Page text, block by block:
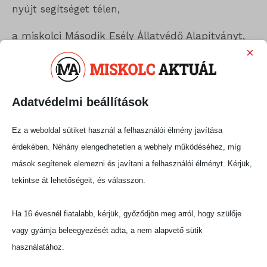
nyújt segítséget télen,
a miskolci Második Esély Állatvédő Alapítványt,
amely gyepmesteri telepekről mentett kutyák
ellátására gyűjt támogatást.
A szervezők tartós élelmiszert, tisztálkodási és
állatfelszereléseket várnak az adományozóktól,
amelyeket december 2. és 18. között a
gyűjtőpontokon fogadnak, illetve december 20-
án a dédestapolcsányi Művelődési Házban is
A felvonulást a rendőrségen és a rekordhitelesítő
Adatvédelmi beállítások
×
Ez a weboldal sütiket használ a felhasználói élmény javítása
érdekében. Néhány elengedhetetlen a webhely működéséhez, míg
mások segítenek elemezni és javítani a felhasználói élményt. Kérjük,
tekintse át lehetőségeit, és válasszon.
Ha 16 évesnél fiatalabb, kérjük, győződjön meg arról, hogy szülője
vagy gyámja beleegyezését adta, a nem alapvető sütik
használatához.